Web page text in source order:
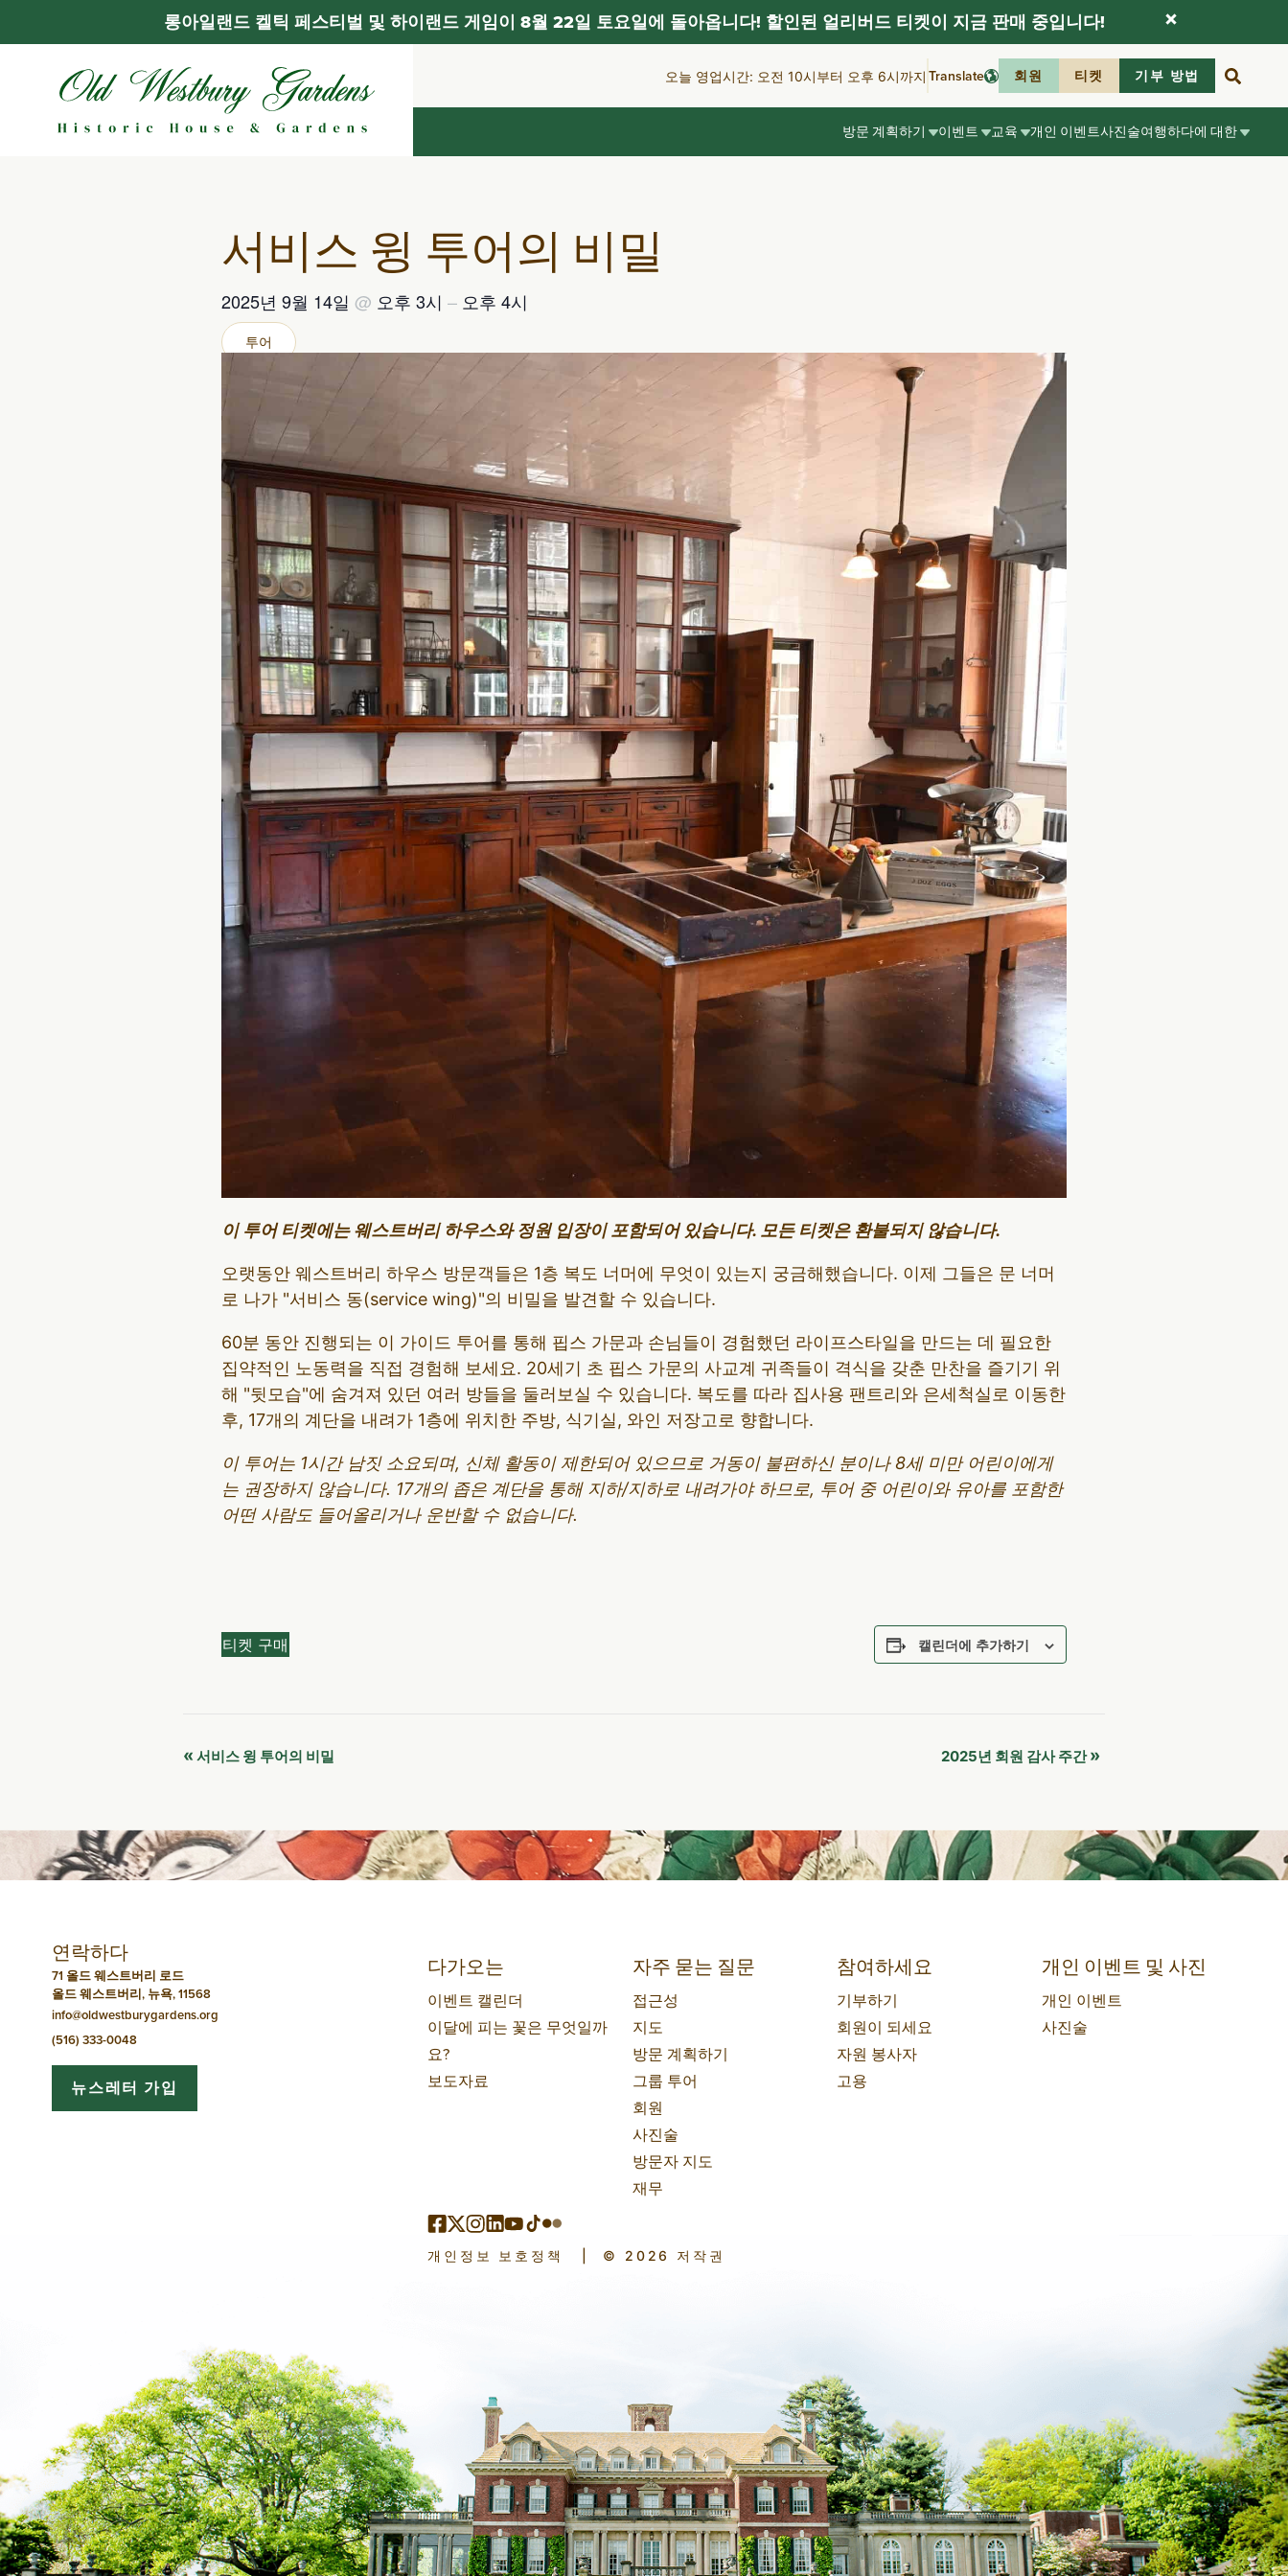
오늘 영업시간: 오전 10시부터 오후 6시까지 Translate 회원 티켓 기부 방법
방문 계획하기 이벤트 교육 개인 이벤트사진술여행하다에 대한
서비스 윙 투어의 비밀
2025년 9월 14일 @ 오후 3시 – 오후 4시
투어
이 투어 티켓에는 웨스트버리 하우스와 정원 입장이 포함되어 있습니다. 모든 티켓은 환불되지 않습니다.
오랫동안 웨스트버리 하우스 방문객들은 1층 복도 너머에 무엇이 있는지 궁금해했습니다. 이제 그들은 문 너머
로 나가 "서비스 동(service wing)"의 비밀을 발견할 수 있습니다.
60분 동안 진행되는 이 가이드 투어를 통해 핍스 가문과 손님들이 경험했던 라이프스타일을 만드는 데 필요한
집약적인 노동력을 직접 경험해 보세요. 20세기 초 핍스 가문의 사교계 귀족들이 격식을 갖춘 만찬을 즐기기 위
해 "뒷모습"에 숨겨져 있던 여러 방들을 둘러보실 수 있습니다. 복도를 따라 집사용 팬트리와 은세척실로 이동한
후, 17개의 계단을 내려가 1층에 위치한 주방, 식기실, 와인 저장고로 향합니다.
이 투어는 1시간 남짓 소요되며, 신체 활동이 제한되어 있으므로 거동이 불편하신 분이나 8세 미만 어린이에게
는 권장하지 않습니다. 17개의 좁은 계단을 통해 지하/지하로 내려가야 하므로, 투어 중 어린이와 유아를 포함한
어떤 사람도 들어올리거나 운반할 수 없습니다.
티켓 구매 캘린더에 추가하기
이
트
네
게
이
션
« 서비스 윙 투어의 비밀 2025년 회원 감사 주간»
연락하다
71 올드 웨스트버리 로드
올드 웨스트버리, 뉴욕, 11568
info@oldwestburygardens.org
(516) 333-0048
뉴스레터 가입
다가오는
이벤트 캘린더
이달에 피는 꽃은 무엇일까
요?
보도자료
자주 묻는 질문
접근성
지도
방문 계획하기
그룹 투어
회원
사진술
방문자 지도
재무
참여하세요
기부하기
회원이 되세요
자원 봉사자
고용
개인 이벤트 및 사진
개인 이벤트
사진술
개인정보 보호정책 © 2026 저작권
롱아일랜드 켈틱 페스티벌 및 하이랜드 게임이 8월 22일 토요일에 돌아옵니다! 할인된 얼리버드 티켓이 지금 판매 중입니다!